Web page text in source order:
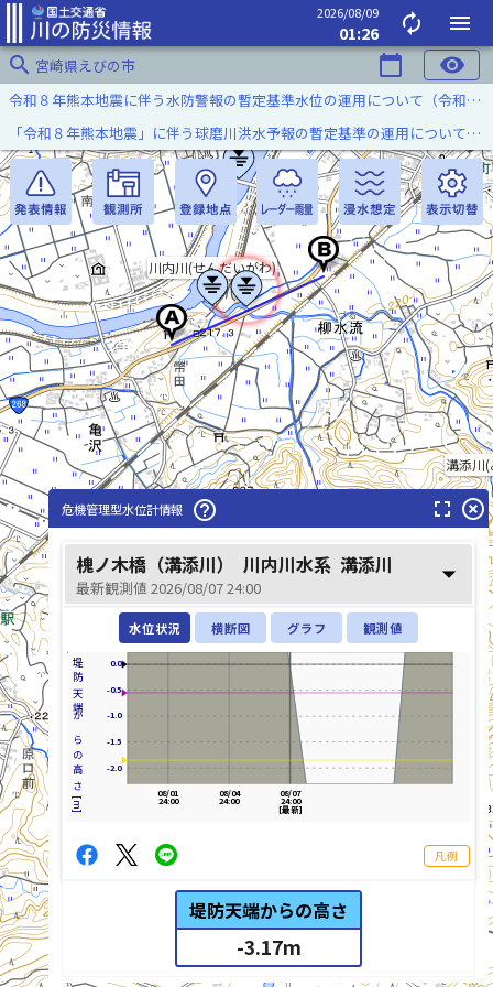
2026/08/09
01:26 autorenew
menu
search 宮崎県えびの市 calendar_today visibility
川内川(せんだいがわ)
溝添川
令和８年熊本地震に伴う水防警報の暫定基準水位の運用について（令和８年８月７日）
「令和８年熊本地震」に伴う球磨川洪水予報の暫定基準の運用について（令和８年８月５日）
危機管理型水位計情報 help_outline fullscreen highlight_off
槐ノ木橋（溝添川） 川内川水系 溝添川
最新観測値 2026/08/07 24:00 arrow_drop_down
水位状況 横断図 グラフ 観測値
堤防天端からの高さ[m] -2.0
-1.5
-1.0
-0.5
0.0
08/07
24:00
[最新]
08/04
24:00
08/01
24:00
凡例
堤防天端からの高さ
-3.17m